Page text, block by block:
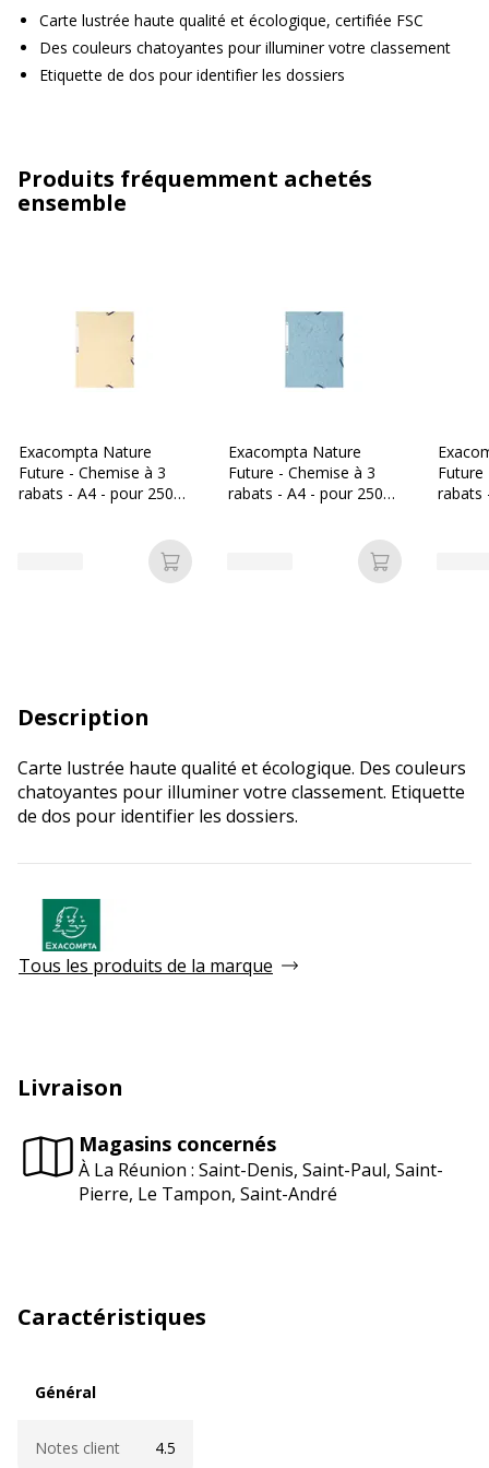
Carte lustrée haute qualité et écologique, certifiée FSC
Des couleurs chatoyantes pour illuminer votre classement
Etiquette de dos pour identifier les dossiers
Produits fréquemment achetés
ensemble
Exacompta Nature
Future - Chemise à 3
rabats - A4 - pour 250
Ajouter au panier
Exacompta Nature
Future - Chemise à 3
rabats - A4 - pour 250
Ajouter au
Future
rabats
Description
Carte lustrée haute qualité et écologique. Des couleurs
chatoyantes pour illuminer votre classement. Etiquette
de dos pour identifier les dossiers.
Tous les produits de la marque
Livraison
Magasins concernés
À La Réunion : Saint-Denis, Saint-Paul, Saint-
Pierre, Le Tampon, Saint-André
Caractéristiques
Général
Notes client 4.5